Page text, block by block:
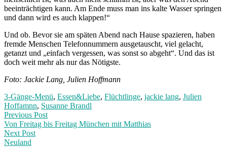
beeinträchtigen kann. Am Ende muss man ins kalte Wasser springen
und dann wird es auch klappen!“
Und ob. Bevor sie am späten Abend nach Hause spazieren, haben
fremde Menschen Telefonnummern ausgetauscht, viel gelacht,
getanzt und „einfach vergessen, was sonst so abgeht“. Und das ist
doch weit mehr als nur das Nötigste.
Foto: Jackie Lang, Julien Hoffmann
3-Gänge-Menü, Essen&Liebe, Flüchtlinge, jackie lang, Julien
Hoffamnn, Susanne Brandl
Post
navigation
Previous PostPrevious
post:
Von Freitag bis Freitag München mit Matthias
Next Post
Neuland